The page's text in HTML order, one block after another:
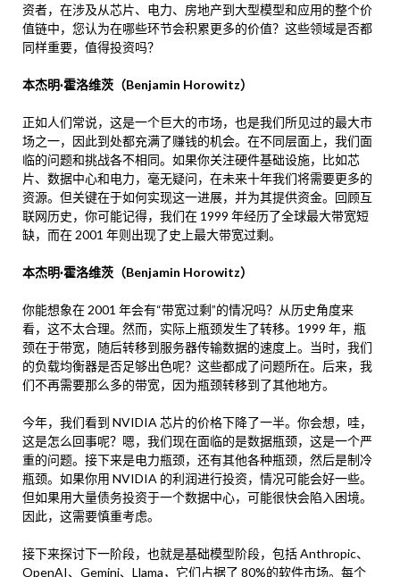
资者，在涉及从芯片、电力、房地产到大型模型和应用的整个价
值链中，您认为在哪些环节会积累更多的价值？这些领域是否都
同样重要，值得投资吗？
本杰明·霍洛维茨（Benjamin Horowitz）
正如人们常说，这是一个巨大的市场，也是我们所见过的最大市
场之一，因此到处都充满了赚钱的机会。在不同层面上，我们面
临的问题和挑战各不相同。如果你关注硬件基础设施，比如芯
片、数据中心和电力，毫无疑问，在未来十年我们将需要更多的
资源。但关键在于如何实现这一进展，并为其提供资金。回顾互
联网历史，你可能记得，我们在 1999 年经历了全球最大带宽短
缺，而在 2001 年则出现了史上最大带宽过剩。
本杰明·霍洛维茨（Benjamin Horowitz）
你能想象在 2001 年会有“带宽过剩”的情况吗？从历史角度来
看，这不太合理。然而，实际上瓶颈发生了转移。1999 年，瓶
颈在于带宽，随后转移到服务器传输数据的速度上。当时，我们
的负载均衡器是否足够出色呢？这些都成了问题所在。后来，我
们不再需要那么多的带宽，因为瓶颈转移到了其他地方。
今年，我们看到 NVIDIA 芯片的价格下降了一半。你会想，哇，
这是怎么回事呢？嗯，我们现在面临的是数据瓶颈，这是一个严
重的问题。接下来是电力瓶颈，还有其他各种瓶颈，然后是制冷
瓶颈。如果你用 NVIDIA 的利润进行投资，情况可能会好一些。
但如果用大量债务投资于一个数据中心，可能很快会陷入困境。
因此，这需要慎重考虑。
接下来探讨下一阶段，也就是基础模型阶段，包括 Anthropic、
OpenAI、Gemini、Llama，它们占据了 80%的软件市场。每个